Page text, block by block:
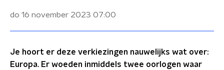
do 16 november 2023 07:00
Je hoort er deze verkiezingen nauwelijks wat over:
Europa. Er woeden inmiddels twee oorlogen waar